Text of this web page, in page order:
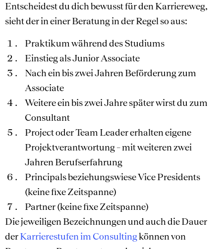
Entscheidest du dich bewusst für den Karriereweg,
sieht der in einer Beratung in der Regel so aus:
Praktikum während des Studiums
Einstieg als Junior Associate
Nach ein bis zwei Jahren Beförderung zum
Associate
Weitere ein bis zwei Jahre später wirst du zum
Consultant
Project oder Team Leader erhalten eigene
Projektverantwortung – mit weiteren zwei
Jahren Berufserfahrung
Principals beziehungswiese Vice Presidents
(keine fixe Zeitspanne)
Partner (keine fixe Zeitspanne)
Die jeweiligen Bezeichnungen und auch die Dauer
derKarrierestufen im Consultingkönnen von